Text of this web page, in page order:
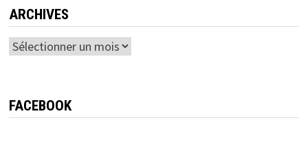
ARCHIVES
Archives
FACEBOOK